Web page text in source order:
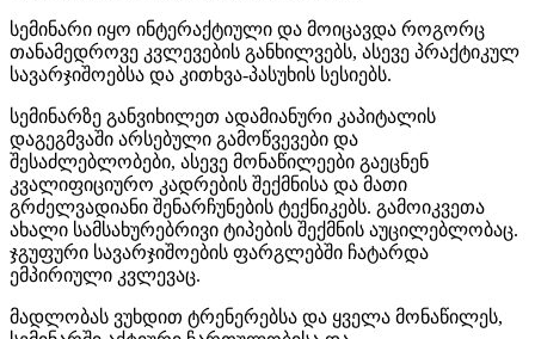
სემინარი იყო ინტერაქტიული და მოიცავდა როგორც
თანამედროვე კვლევების განხილვებს, ასევე პრაქტიკულ
სავარჯიშოებსა და კითხვა-პასუხის სესიებს.
სემინარზე განვიხილეთ ადამიანური კაპიტალის
დაგეგმვაში არსებული გამოწვევები და
შესაძლებლობები, ასევე მონაწილეები გაეცნენ
კვალიფიციურო კადრების შექმნისა და მათი
გრძელვადიანი შენარჩუნების ტექნიკებს. გამოიკვეთა
ახალი სამსახურებრივი ტიპების შექმნის აუცილებლობაც.
ჯგუფური სავარჯიშოების ფარგლებში ჩატარდა
ემპირიული კვლევაც.
მადლობას ვუხდით ტრენერებსა და ყველა მონაწილეს,